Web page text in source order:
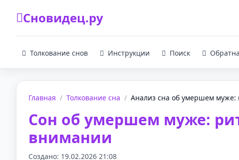
Сновидец.ру
Толкование снов Инструкции Поиск
Главная / Толкование сна / Анализ сна об умершем
Сон об умершем муже:
внимании
Создано: 19.02.2026 21:08